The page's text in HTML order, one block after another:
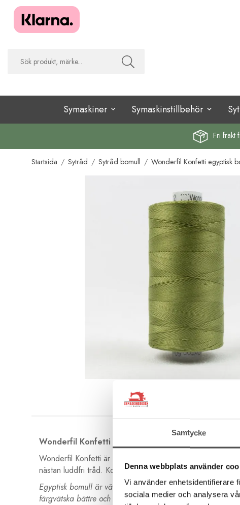
Samtycke
Denna webbplats använder
Vi använder enhetsidentifierare
sociala medier och analysera
Symaskiner Symaskinstillbehör
Fri frakt
Startsida / Sytråd / Sytråd bomull / Wonderfil Konfetti egyptisk
Wonderfil Konfetti egyptisk bomullstråd
Wonderfil Konfetti är en tråd tillverkad av långa
nästan luddfri tråd. Konfetti är fri från all form av vax och
Egyptisk bomull är väldens finaste bomull. Längden på
färgvätska bättre och ger en djupare och klarare färg